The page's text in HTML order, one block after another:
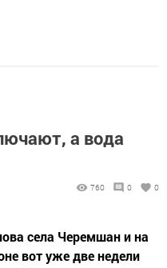
а вода
760 0 0
села Черемшан и на
вот уже две недели